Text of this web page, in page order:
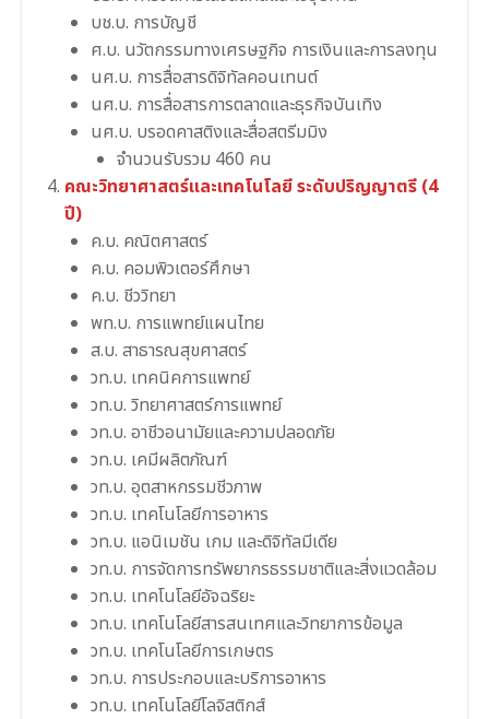
บช.บ. การบัญชี
ศ.บ. นวัตกรรมทางเศรษฐกิจ การเงินและการลงทุน
นศ.บ. การสื่อสารดิจิทัลคอนเทนต์
นศ.บ. การสื่อสารการตลาดและธุรกิจบันเทิง
นศ.บ. บรอดคาสติงและสื่อสตรีมมิง
จำนวนรับรวม 460 คน
คณะวิทยาศาสตร์และเทคโนโลยี ระดับปริญญาตรี (4
ปี)
ค.บ. คณิตศาสตร์
ค.บ. คอมพิวเตอร์ศึกษา
ค.บ. ชีววิทยา
พท.บ. การแพทย์แผนไทย
ส.บ. สาธารณสุขศาสตร์
วท.บ. เทคนิคการแพทย์
วท.บ. วิทยาศาสตร์การแพทย์
วท.บ. อาชีวอนามัยและความปลอดภัย
วท.บ. เคมีผลิตภัณฑ์
วท.บ. อุตสาหกรรมชีวภาพ
วท.บ. เทคโนโลยีการอาหาร
วท.บ. แอนิเมชัน เกม และดิจิทัลมีเดีย
วท.บ. การจัดการทรัพยากรธรรมชาติและสิ่งแวดล้อม
วท.บ. เทคโนโลยีอัจฉริยะ
วท.บ. เทคโนโลยีสารสนเทศและวิทยาการข้อมูล
วท.บ. เทคโนโลยีการเกษตร
วท.บ. การประกอบและบริการอาหาร
วท.บ. เทคโนโลยีโลจิสติกส์